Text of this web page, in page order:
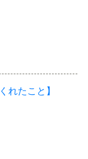
れたこと】